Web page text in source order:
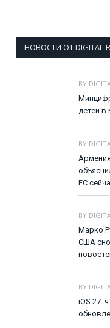
НОВОСТИ ОТ DIGITAL-
BY
детей в
BY
ЕС
BY
Марко
США
BY
iOS 27: